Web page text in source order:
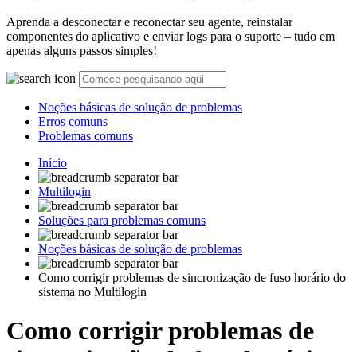
Aprenda a desconectar e reconectar seu agente, reinstalar
componentes do aplicativo e enviar logs para o suporte – tudo em
apenas alguns passos simples!
Noções básicas de solução de problemas
Erros comuns
Problemas comuns
Início
Multilogin
Soluções para problemas comuns
Noções básicas de solução de problemas
Como corrigir problemas de sincronização de fuso horário do
sistema no Multilogin
Como corrigir problemas de